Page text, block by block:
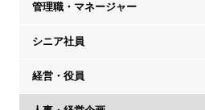
管理職・マネージャー
シニア社員
経営・役員